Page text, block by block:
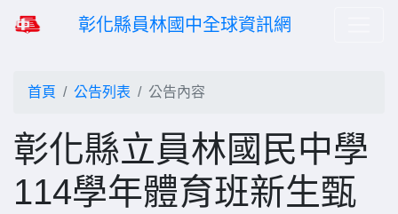
彰化縣員林國中全球資訊網
首頁 公告列表 公告內容
彰化縣立員林國民中學
114學年體育班新生甄